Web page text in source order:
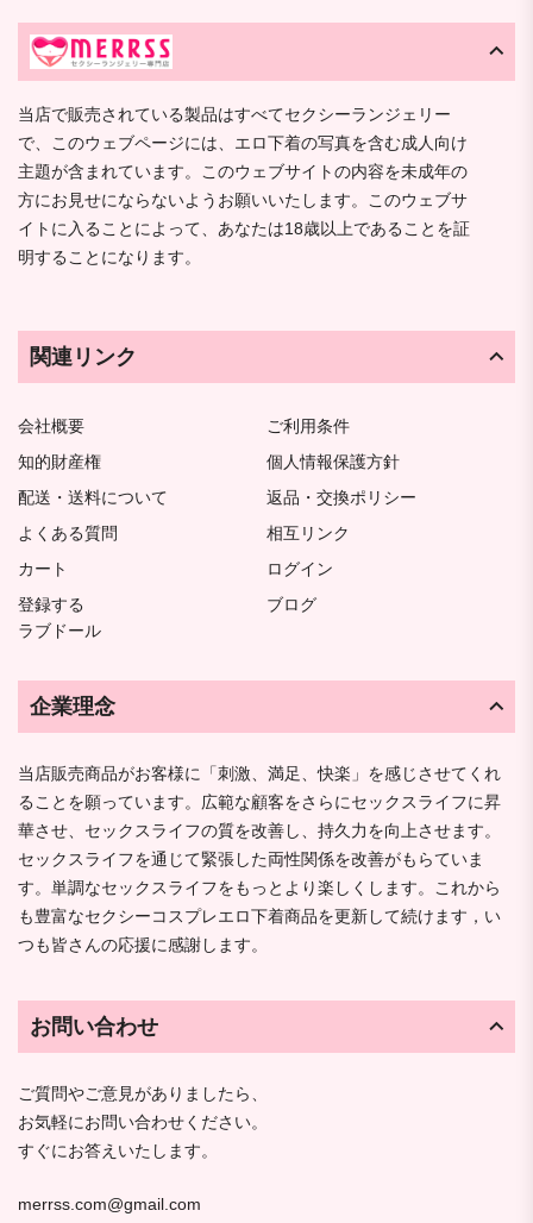
当店で販売されている製品はすべてセクシーランジェリー
で、このウェブページには、エロ下着の写真を含む成人向け
主題が含まれています。このウェブサイトの内容を未成年の
方にお見せにならないようお願いいたします。このウェブサ
イトに入ることによって、あなたは18歳以上であることを証
明することになります。
関連リンク
会社概要
ご利用条件
知的財産権
個人情報保護方針
配送・送料について
返品・交換ポリシー
よくある質問
相互リンク
カート
ログイン
登録する
ブログ
ラブドール
企業理念
当店販売商品がお客様に「刺激、満足、快楽」を感じさせてくれ
ることを願っています。広範な顧客をさらにセックスライフに昇
華させ、セックスライフの質を改善し、持久力を向上させます。
セックスライフを通じて緊張した両性関係を改善がもらていま
す。単調なセックスライフをもっとより楽しくします。これから
も豊富なセクシーコスプレエロ下着商品を更新して続けます，い
つも皆さんの応援に感謝します。
お問い合わせ
ご質問やご意見がありましたら、
お気軽にお問い合わせください。
すぐにお答えいたします。
merrss.com@gmail.com